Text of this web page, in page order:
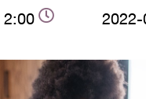
2:00 م